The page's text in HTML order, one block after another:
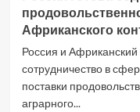
Индонезия
подписали
20
меморандумов
о
сотрудничестве
в
Африканского
Россия и
сотрудничество в
поставки
аграрного...